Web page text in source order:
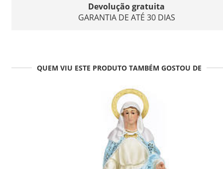
Devolução gratuita
GARANTIA DE ATÉ 30 DIAS
QUEM VIU ESTE PRODUTO TAMBÉM GOSTOU DE